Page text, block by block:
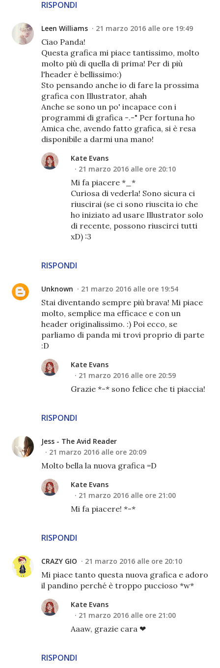
RISPONDI
Leen Williams 21 marzo 2016 alle ore 19:49
Ciao Panda!
Questa grafica mi piace tantissimo, molto
molto più di quella di prima! Per di più
l'header è bellissimo:)
Sto pensando anche io di fare la prossima
grafica con Illustrator, ahah
Anche se sono un po' incapace con i
programmi di grafica -.-" Per fortuna ho
Amica che, avendo fatto grafica, si è resa
disponibile a darmi una mano!
RISPONDI
Kate Evans
21 marzo 2016 alle ore 20:10
Mi fa piacere *_*
Curiosa di vederla! Sono sicura ci
riuscirai (se ci sono riuscita io che
ho iniziato ad usare Illustrator solo
di recente, possono riuscirci tutti
xD) :3
Unknown 21 marzo 2016 alle ore 19:54
Stai diventando sempre più brava! Mi piace
molto, semplice ma efficace e con un
header originalissimo. :) Poi ecco, se
parliamo di panda mi trovi proprio di parte
:D
RISPONDI
Kate Evans
21 marzo 2016 alle ore 20:59
Grazie *-* sono felice che ti piaccia!
Jess - The Avid Reader
21 marzo 2016 alle ore 20:09
Molto bella la nuova grafica =D
RISPONDI
Kate Evans
21 marzo 2016 alle ore 21:00
Mi fa piacere! *-*
CRAZY GIO 21 marzo 2016 alle ore 20:10
Mi piace tanto questa nuova grafica e adoro
il pandino perché è troppo puccioso *w*
RISPONDI
Kate Evans
21 marzo 2016 alle ore 21:00
Aaaw, grazie cara ❤